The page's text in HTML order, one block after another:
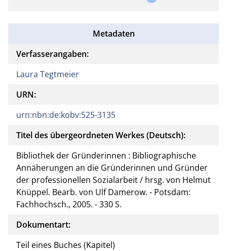
Metadaten
Verfasserangaben:
Laura Tegtmeier
URN:
urn:nbn:de:kobv:525-3135
Titel des übergeordneten Werkes (Deutsch):
Bibliothek der Gründerinnen : Bibliographische
Annäherungen an die Gründerinnen und Gründer
der professionellen Sozialarbeit / hrsg. von Helmut
Knüppel. Bearb. von Ulf Damerow. - Potsdam:
Fachhochsch., 2005. - 330 S.
Dokumentart:
Teil eines Buches (Kapitel)